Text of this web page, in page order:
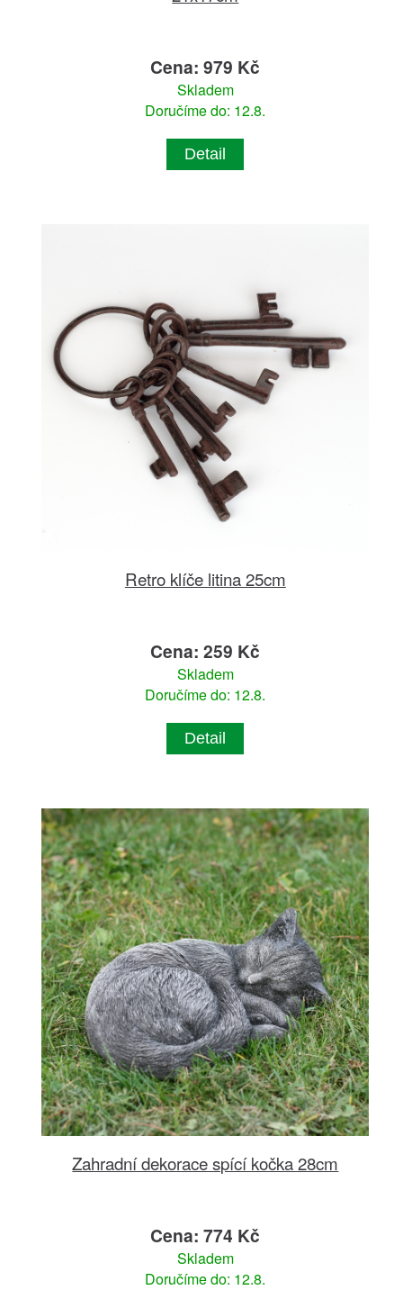
Cena: 979 Kč
Skladem
Doručíme do: 12.8.
Detail
Retro klíče litina 25cm
Cena: 259 Kč
Skladem
Doručíme do: 12.8.
Detail
Zahradní dekorace spící kočka 28cm
Cena: 774 Kč
Skladem
Doručíme do: 12.8.